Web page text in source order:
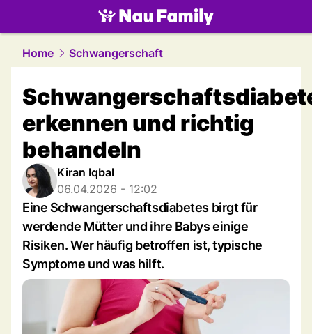
family.NAU.ch
Home Schwangerschaft
erkennen und richtig
behandeln
Kiran Iqbal
06.04.2026 - 12:02
Eine Schwangerschaftsdiabetes birgt für
werdende Mütter und ihre Babys einige
Risiken. Wer häufig betroffen ist, typische
Symptome und was hilft.